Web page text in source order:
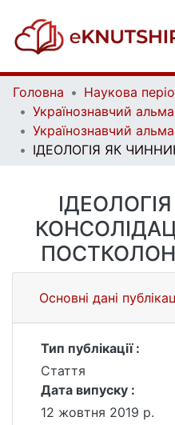
Головна
Основні дані
Тип публікації :
Стаття
Дата випуску :
12 жовтня 2019 р.